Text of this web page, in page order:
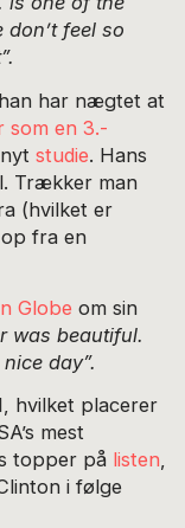
feel so
har nægtet at
som en 3.-
nytstudie. Hans
Trækker man
(hvilket er
fra en
Globe om sin
was beautiful.
day”.
hvilket placerer
mest
topper på listen,
i følge